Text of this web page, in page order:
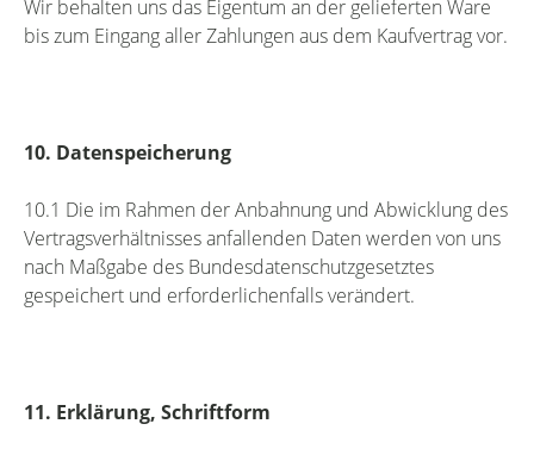
Wir behalten uns das Eigentum an der gelieferten Ware
bis zum Eingang aller Zahlungen aus dem Kaufvertrag vor.
10. Datenspeicherung
10.1 Die im Rahmen der Anbahnung und Abwicklung des
Vertragsverhältnisses anfallenden Daten werden von uns
nach Maßgabe des Bundesdatenschutzgesetztes
gespeichert und erforderlichenfalls verändert.
11. Erklärung, Schriftform